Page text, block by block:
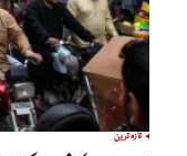
تازہ ترین